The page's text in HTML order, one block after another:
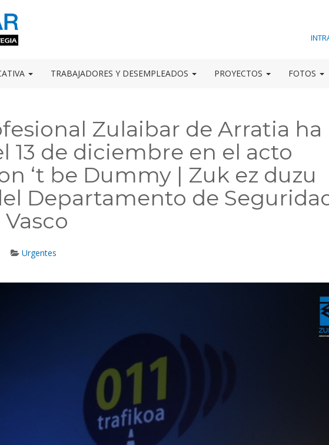
TRABAJADORES Y DESEMPLEADOS PROYECTOS FOTOS
Zulaibar de Arratia ha
13 de diciembre en el acto
‘t be Dummy | Zuk ez duzu
Departamento de
Urgentes